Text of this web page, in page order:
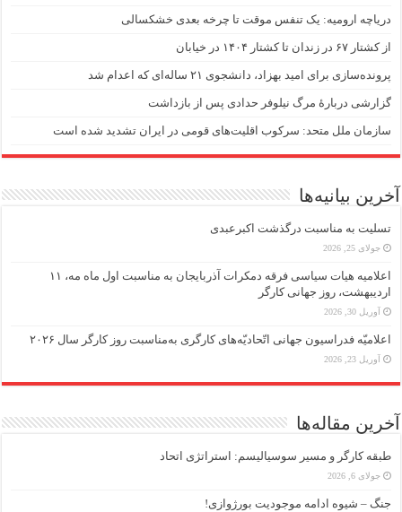
دریاچه ارومیه: یک تنفس موقت تا چرخه بعدی خشکسالی
از کشتار ۶۷ در زندان تا کشتار ۱۴۰۴ در خیابان
پرونده‌سازی برای امید بهزاد، دانشجوی ۲۱ ساله‌ای که اعدام شد
گزارشی دربارهٔ مرگ نیلوفر حدادی پس از بازداشت
سازمان ملل متحد: سرکوب اقلیت‌های قومی در ایران تشدید شده است
آخرین بیانیه‌ها
تسلیت به مناسبت درگذشت اکبرعبدی
جولای 25, 2026
اعلامیه هیات سیاسی فرقه دمکرات آذربایجان به مناسبت اول ماه مه، ۱۱
اردیبهشت، روز جهانی کارگر
آوریل 30, 2026
اعلامیّه فدراسیون جهانی اتّحادیّه‌های کارگری به‌مناسبت روز کارگر سال ۲۰۲۶
آوریل 23, 2026
آخرین مقاله‌ها
طبقه کارگر و مسیر سوسیالیسم: استراتژی اتحاد
جولای 6, 2026
جنگ – شیوه ادامه موجودیت بورژوازی!